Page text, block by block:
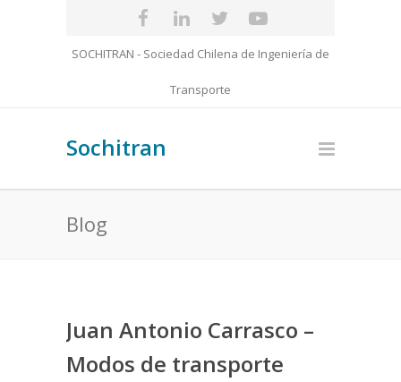
SOCHITRAN - Sociedad Chilena de Ingeniería de
Transporte
Sochitran
Blog
Juan Antonio Carrasco –
Modos de transporte